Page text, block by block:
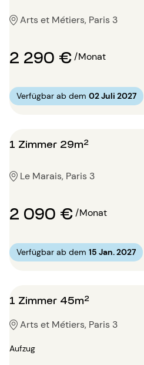
Arts et Métiers, Paris 3
2 290 €/Monat
Verfügbar ab dem 02 Juli 2027
1 Zimmer 29m²
Le Marais, Paris 3
2 090 €/Monat
Verfügbar ab dem 15 Jan. 2027
1 Zimmer 45m²
Arts et Métiers, Paris 3
Aufzug